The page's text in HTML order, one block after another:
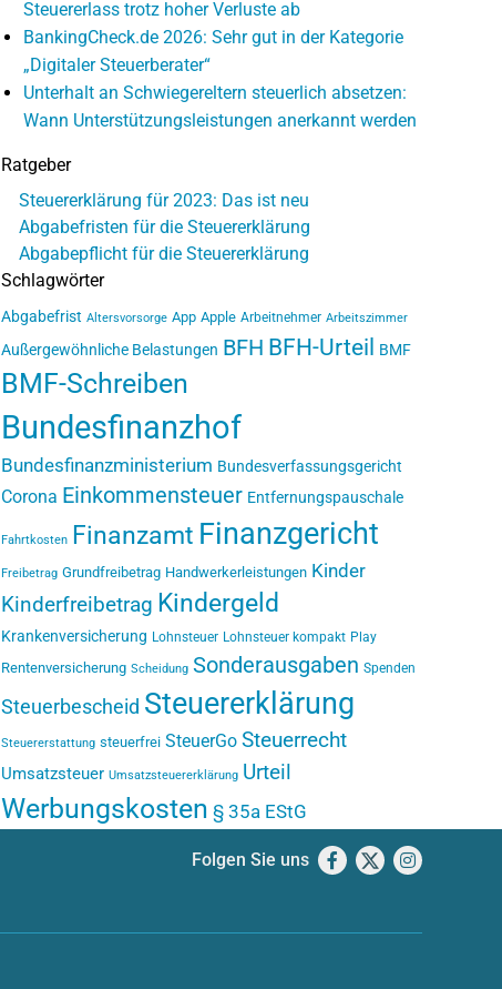
Steuererlass trotz hoher Verluste ab
BankingCheck.de 2026: Sehr gut in der Kategorie
„Digitaler Steuerberater“
Unterhalt an Schwiegereltern steuerlich absetzen:
Wann Unterstützungsleistungen anerkannt werden
Ratgeber
Steuererklärung für 2023: Das ist neu
Abgabefristen für die Steuererklärung
Abgabepflicht für die Steuererklärung
Schlagwörter
Abgabefrist Altersvorsorge App Apple Arbeitnehmer Arbeitszimmer
Außergewöhnliche Belastungen BFH BFH-Urteil BMF
BMF-Schreiben
Bundesfinanzhof
Bundesfinanzministerium Bundesverfassungsgericht
Corona Einkommensteuer Entfernungspauschale
Fahrtkosten Finanzamt Finanzgericht
Freibetrag Grundfreibetrag Handwerkerleistungen Kinder
Kinderfreibetrag Kindergeld
Krankenversicherung Lohnsteuer Lohnsteuer kompakt Play
Rentenversicherung Scheidung Sonderausgaben Spenden
Steuerbescheid Steuererklärung
Steuererstattung steuerfrei SteuerGo Steuerrecht
Umsatzsteuer Umsatzsteuererklärung Urteil
Werbungskosten § 35a EStG
Folgen Sie uns Facebook
X Instagram